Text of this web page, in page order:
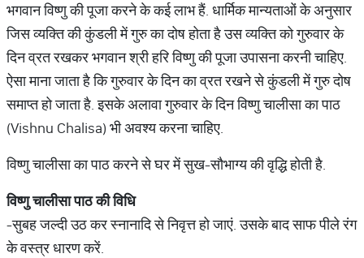
भगवान विष्णु की पूजा करने के कई लाभ हैं. धार्मिक मान्यताओं के अनुसार
जिस व्यक्ति की कुंडली में गुरु का दोष होता है उस व्यक्ति को गुरुवार के
दिन व्रत रखकर भगवान श्री हरि विष्णु की पूजा उपासना करनी चाहिए.
ऐसा माना जाता है कि गुरुवार के दिन का व्रत रखने से कुंडली में गुरु दोष
समाप्त हो जाता है. इसके अलावा गुरुवार के दिन विष्णु चालीसा का पाठ
(Vishnu Chalisa) भी अवश्य करना चाहिए.
विष्णु चालीसा का पाठ करने से घर में सुख-सौभाग्य की वृद्धि होती है.
विष्णुचालीसापाठकीविधि
-सुबह जल्दी उठ कर स्नानादि से निवृत्त हो जाएं. उसके बाद साफ पीले रंग
के वस्त्र धारण करें.